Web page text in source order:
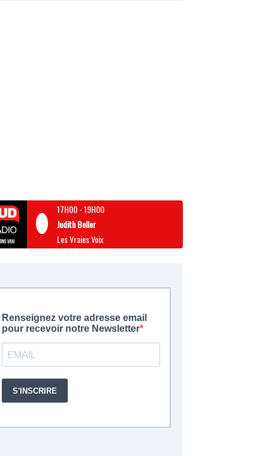
17H00-19H00
Judith Beller
Les Vraies Voix